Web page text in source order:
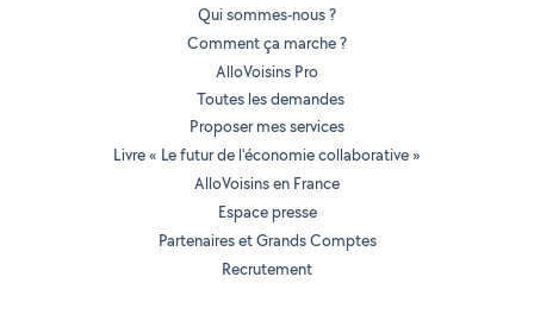
Qui sommes-nous ?
Comment ça marche ?
AlloVoisins Pro
Toutes les demandes
Proposer mes services
Livre « Le futur de l'économie collaborative »
AlloVoisins en France
Espace presse
Partenaires et Grands Comptes
Recrutement